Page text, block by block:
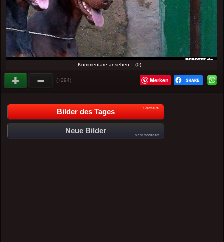
Kommentare ansehen... (0)
(+294) Merken
Bilder des Tages Startseite
Neue Bilder
nicht moderiert